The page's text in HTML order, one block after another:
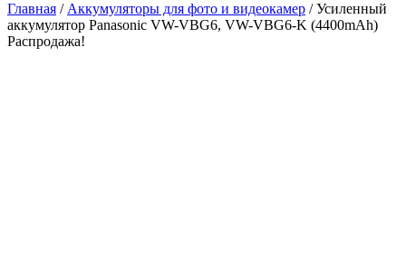
Главная / Аккумуляторы для фото и видеокамер /Усиленный
аккумулятор Panasonic VW-VBG6, VW-VBG6-K (4400mAh)
Распродажа!